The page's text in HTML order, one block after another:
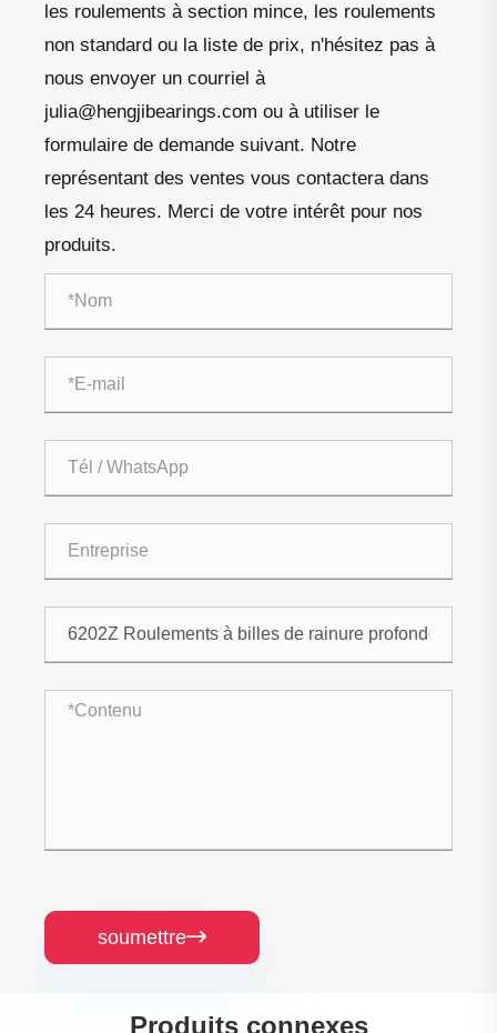
les roulements à section mince, les roulements
non standard ou la liste de prix, n'hésitez pas à
nous envoyer un courriel à
julia@hengjibearings.com ou à utiliser le
formulaire de demande suivant. Notre
représentant des ventes vous contactera dans
les 24 heures. Merci de votre intérêt pour nos
produits.
soumettre
Produits connexes